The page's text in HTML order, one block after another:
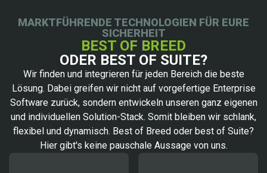
MARKTFÜHRENDE TECHNOLOGIEN FÜR EURE
SICHERHEIT
BEST OF BREED
ODER BEST OF SUITE?
Wir finden und integrieren für jeden Bereich die beste
Lösung. Dabei greifen wir nicht auf vorgefertige Enterprise
Software zurück, sondern entwickeln unseren ganz eigenen
und individuellen Solution-Stack. Somit bleiben wir schlank,
flexibel und dynamisch. Best of Breed oder best of Suite?
Hier gibt's keine pauschale Aussage von uns.